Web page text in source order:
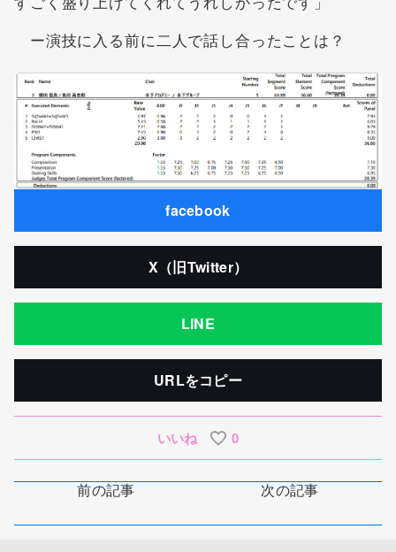
ー演技に入る前に二人で話し合ったことは？
facebook
X（旧Twitter）
LINE
URLをコピー
いいね 0
前の記事 次の記事